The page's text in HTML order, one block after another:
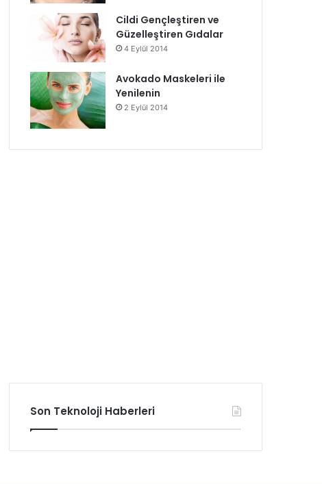
Cildi Gençleştiren ve
Güzelleştiren Gıdalar
4 Eylül 2014
Avokado Maskeleri ile
Yenilenin
2 Eylül 2014
Son Teknoloji Haberleri